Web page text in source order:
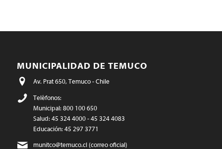
MUNICIPALIDAD DE TEMUCO
Av. Prat 650, Temuco - Chile
Teléfonos:
Municipal: 800 100 650
Salud: 45 324 4000 - 45 324 4083
Educación: 45 297 3771
munitco@temuco.cl(correo oficial)